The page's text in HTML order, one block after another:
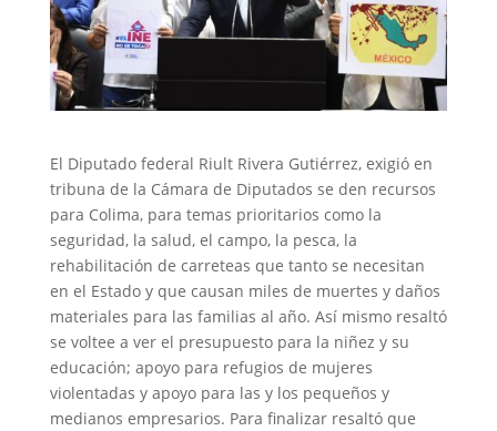
El Diputado federal Riult Rivera Gutiérrez, exigió en
tribuna de la Cámara de Diputados se den recursos
para Colima, para temas prioritarios como la
seguridad, la salud, el campo, la pesca, la
rehabilitación de carreteas que tanto se necesitan
en el Estado y que causan miles de muertes y daños
materiales para las familias al año. Así mismo resaltó
se voltee a ver el presupuesto para la niñez y su
educación; apoyo para refugios de mujeres
violentadas y apoyo para las y los pequeños y
medianos empresarios. Para finalizar resaltó que